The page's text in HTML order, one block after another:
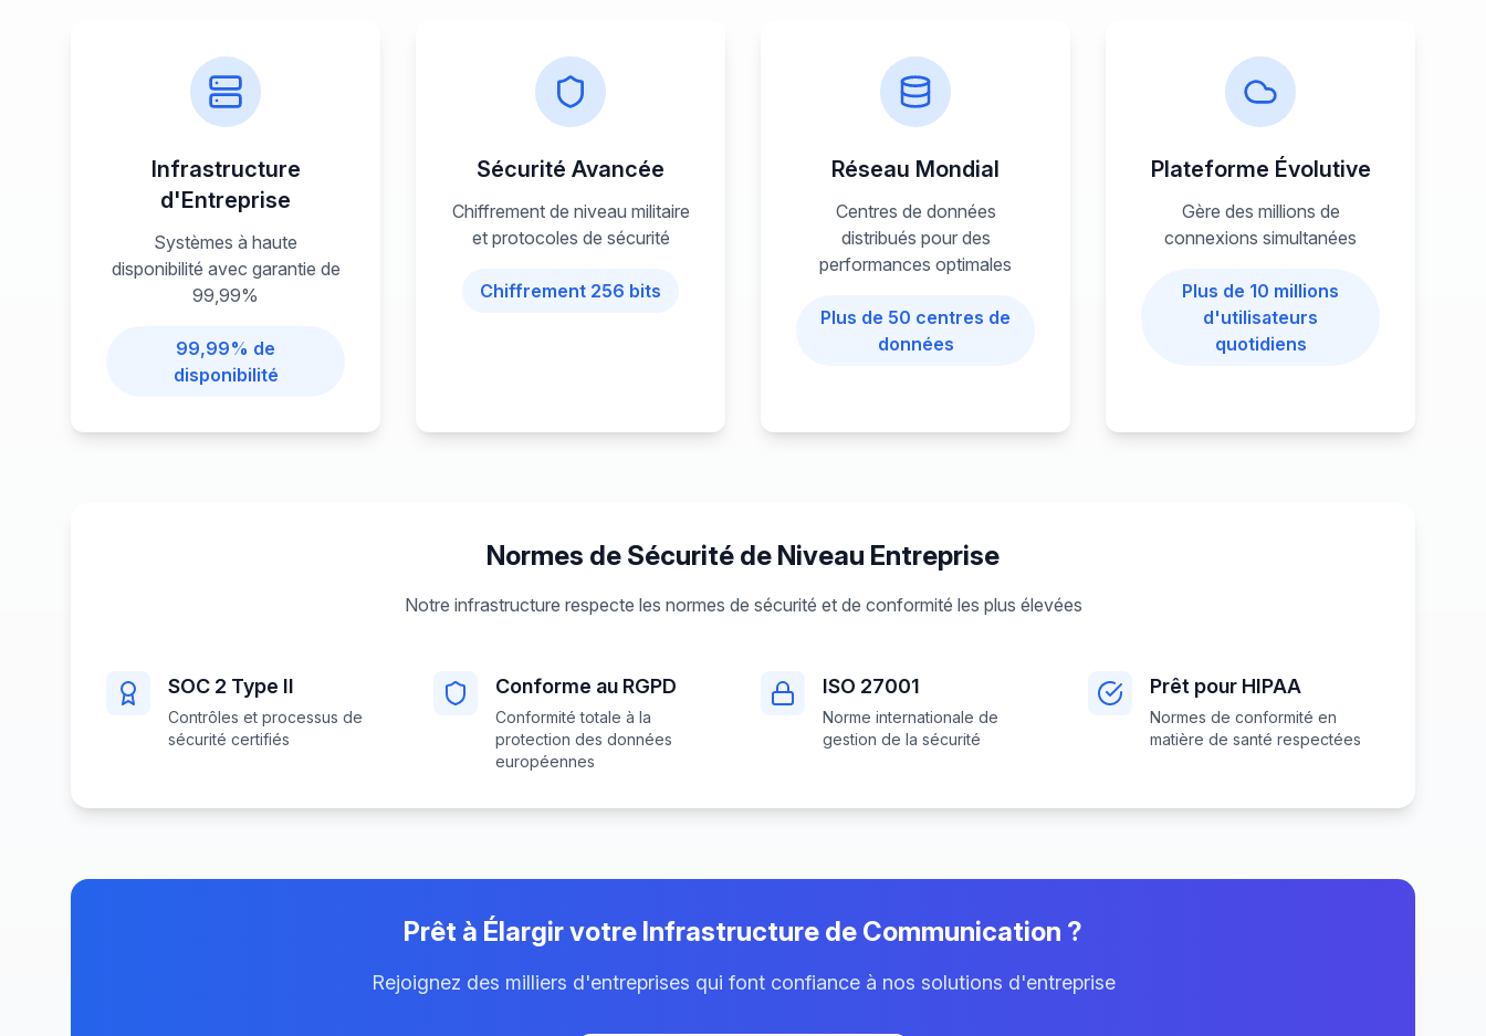
Infrastructure
d'Entreprise
Systèmes à haute
disponibilité avec garantie de
99,99%
99,99% de
disponibilité
Sécurité Avancée
Chiffrement de niveau militaire
et protocoles de sécurité
Chiffrement 256 bits
Réseau Mondial
Centres de données
distribués pour des
performances optimales
Plus de 50 centres de
données
Plateforme Évolutive
Gère des millions de
connexions simultanées
Plus de 10 millions
d'utilisateurs
quotidiens
Normes de Sécurité de Niveau Entreprise
Notre infrastructure respecte les normes de sécurité et de conformité les plus élevées
SOC 2 Type II
Contrôles et processus de
sécurité certifiés
Conforme au RGPD
Conformité totale à la
protection des données
européennes
ISO 27001
Norme internationale de
gestion de la sécurité
Prêt pour HIPAA
Normes de conformité en
matière de santé respectées
Prêt à Élargir votre Infrastructure de Communication ?
Rejoignez des milliers d'entreprises qui font confiance à nos solutions d'entreprise